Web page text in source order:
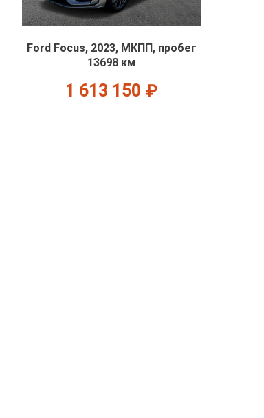
Ford Focus, 2023, МКПП, пробег
13698 км
1 613 150 ₽